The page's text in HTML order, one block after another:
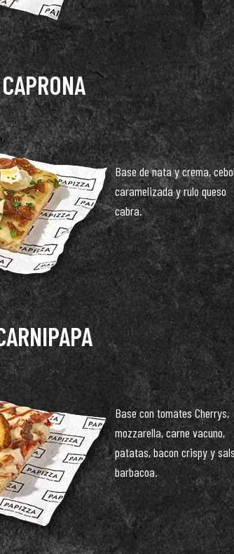
CAPRONA
Base de nata y crema,
caramelizada y rulo queso
cabra.
Base con tomates Cherrys,
mozzarella, carne vacuno,
patatas, bacon crispy y
barbacoa.